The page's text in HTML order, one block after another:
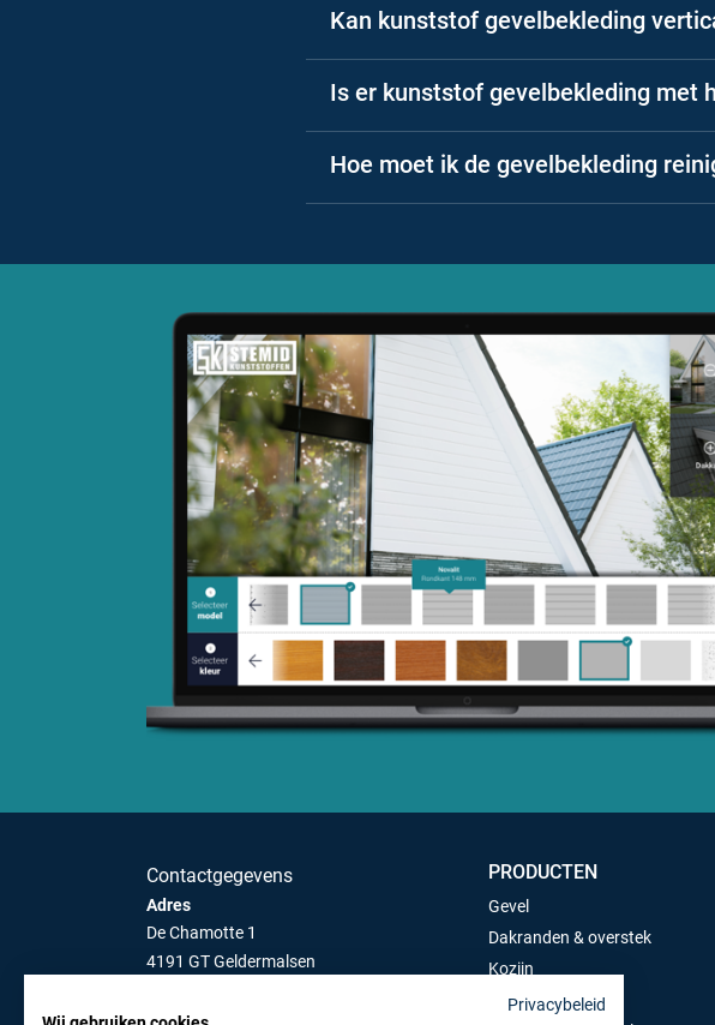
Kan kunststof gevelbekleding
Is er kunststof gevelbekleding met
Hoe moet ik de gevelbekleding
Contactgegevens
Adres
De Chamotte 1
4191 GT Geldermalsen
info@stemidkunststoffen.nl
PRODUCTEN
Gevel
Dakranden & overstek
Kozijn
Platen
Privacybeleid